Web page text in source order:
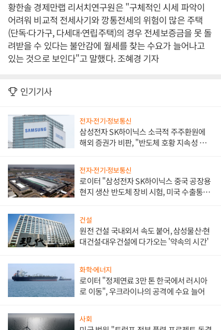
황한솔 경제만랩 리서치연구원은 "구체적인 시세 파악이
어려워 비교적 전세사기와 깡통전세의 위험이 많은 주택
(단독·다가구, 다세대·연립주택)의 경우 전세보증금을 못 돌
려받을 수 있다는 불안감에 월세를 찾는 수요가 늘어나고
있는 것으로 보인다"고 말했다. 조혜경 기자
인기기사
전자·전기·정보통신
삼성전자 SK하이닉스 소극적 주주환원에
해외 증권가 비판, "반도체 호황 지속성 의
전자·전기·정보통신
로이터 "삼성전자 SK하이닉스 중국 공장용
현지 생산 반도체 장비 시험, 미국 수출통제
건설
원전 건설 국내외서 속도 붙어, 삼성물산·현
대건설·대우건설에 다가오는 '약속의 시간'
화학·에너지
로이터 "정제연료 3만 톤 한국에서 러시아
로 이동", 우크라이나의 공격에 수요 늘어
사회